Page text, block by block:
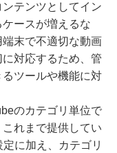
テンツとしてイン
ースが増えるな
末で不適切な動画
対応するため、管
ツールや機能に対
のカテゴリ単位で
れまで提供してい
に加え、カテゴリ